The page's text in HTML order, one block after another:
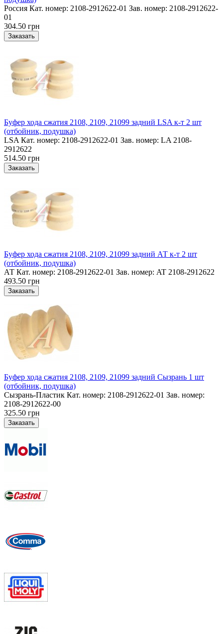
Россия Кат. номер: 2108-2912622-01 Зав. номер: 2108-2912622-
01
304.50 грн
Буфер хода сжатия 2108, 2109, 21099 задний LSA к-т 2 шт
(отбойник, подушка)
LSA Кат. номер: 2108-2912622-01 Зав. номер: LA 2108-
2912622
514.50 грн
Буфер хода сжатия 2108, 2109, 21099 задний АТ к-т 2 шт
(отбойник, подушка)
АТ Кат. номер: 2108-2912622-01 Зав. номер: AT 2108-2912622
493.50 грн
Буфер хода сжатия 2108, 2109, 21099 задний Сызрань 1 шт
(отбойник, подушка)
Сызрань-Пластик Кат. номер: 2108-2912622-01 Зав. номер:
2108-2912622-00
325.50 грн